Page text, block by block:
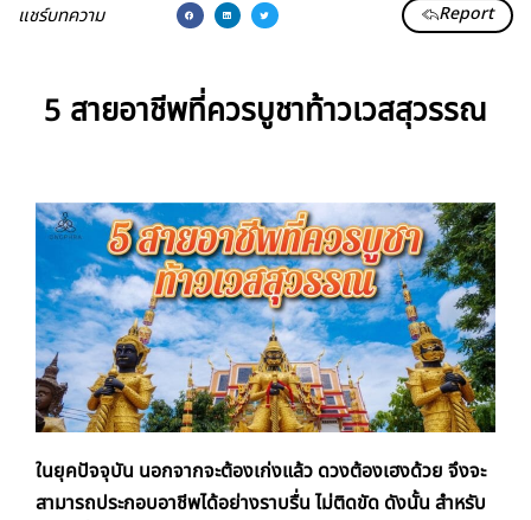
แชร์บทความ Report
5 สายอาชีพที่ควรบูชาท้าวเวสสุวรรณ
ในยุคปัจจุบัน นอกจากจะต้องเก่งแล้ว ดวงต้องเฮงด้วย จึงจะ
สามารถประกอบอาชีพได้อย่างราบรื่น ไม่ติดขัด ดังนั้น สำหรับ